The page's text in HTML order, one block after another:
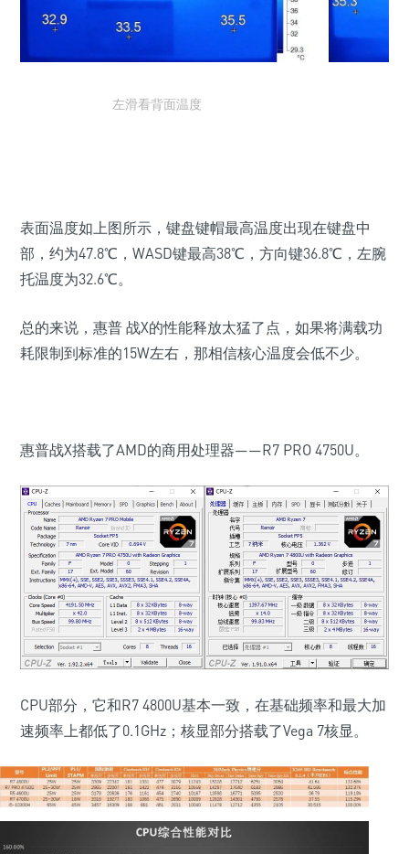
左滑看背面温度
表面温度如上图所示，键盘键帽最高温度出现在键盘中
部，约为47.8℃，WASD键最高38℃，方向键36.8℃，左腕
托温度为32.6℃。
总的来说，惠普 战X的性能释放太猛了点，如果将满载功
耗限制到标准的15W左右，那相信核心温度会低不少。
惠普战X搭载了AMD的商用处理器——R7 PRO 4750U。
CPU部分，它和R7 4800U基本一致，在基础频率和最大加
速频率上都低了0.1GHz；核显部分搭载了Vega 7核显。